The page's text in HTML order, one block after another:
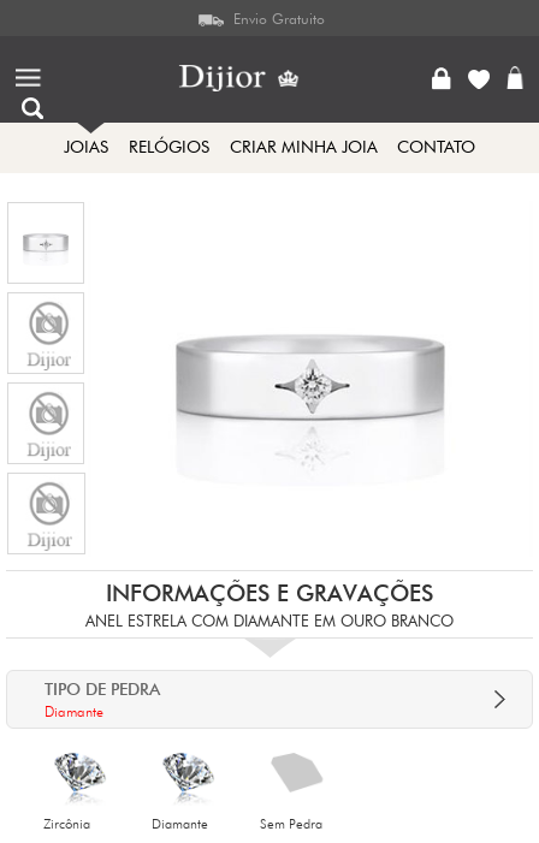
Envio Gratuito
JOIAS RELÓGIOS CRIAR MINHA JOIA CONTATO
INFORMAÇÕES E GRAVAÇÕES
ANEL ESTRELA COM DIAMANTE EM OURO BRANCO
TIPO DE PEDRA
Diamante
Zircônia Diamante Sem Pedra